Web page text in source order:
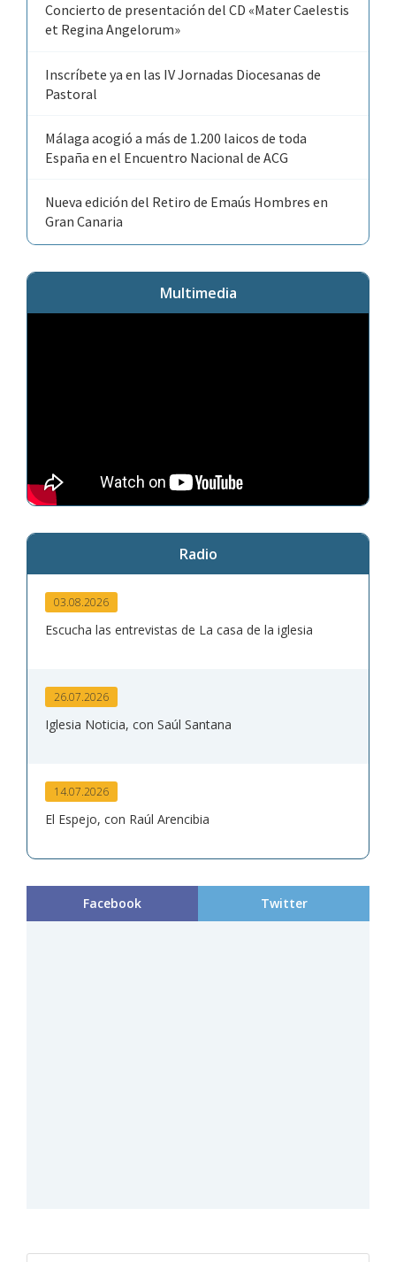
Concierto de presentación del CD «Mater Caelestis
et Regina Angelorum»
Inscríbete ya en las IV Jornadas Diocesanas de
Pastoral
Málaga acogió a más de 1.200 laicos de toda
España en el Encuentro Nacional de ACG
Nueva edición del Retiro de Emaús Hombres en
Gran Canaria
Multimedia
Radio
03.08.2026
Escucha las entrevistas de La casa de la iglesia
26.07.2026
Iglesia Noticia, con Saúl Santana
14.07.2026
El Espejo, con Raúl Arencibia
Facebook Twitter